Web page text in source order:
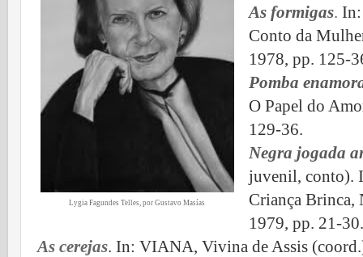
Lygia Fagundes Telles, por Gustavo Masías
As formigas.
Conto da
1978, pp. 125-
Pomba
O Papel do
129-36.
Negra jogada
juvenil, conto).
Criança Brinca,
1979, pp. 21-30.
As cerejas. In: VIANA, Vivina de Assis